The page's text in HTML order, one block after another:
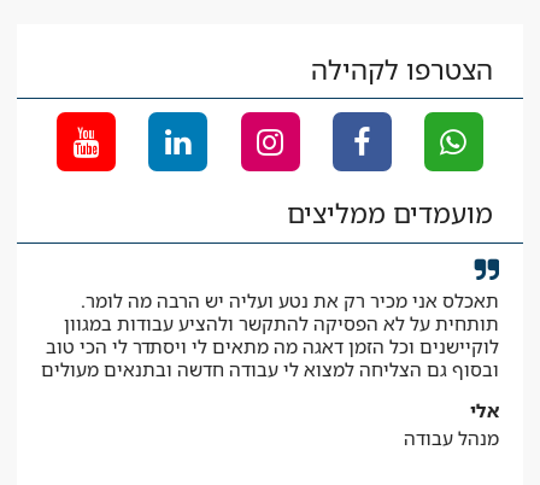
הצטרפו לקהילה
מועמדים ממליצים
תאכלס אני מכיר רק את נטע ועליה יש הרבה מה לומר.
תותחית על לא הפסיקה להתקשר ולהציע עבודות במגוון
לוקיישנים וכל הזמן דאגה מה מתאים לי ויסתדר לי הכי טוב
ובסוף גם הצליחה למצוא לי עבודה חדשה ובתנאים מעולים
אלי
מנהל עבודה